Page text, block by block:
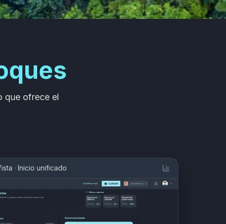
que ofrece el
· Inicio unificado